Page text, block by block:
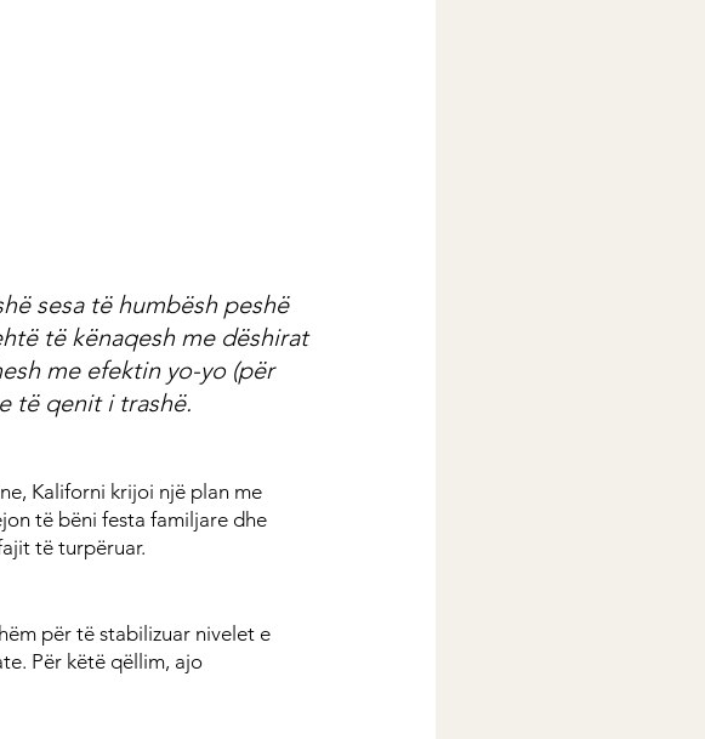
sesa të humbësh peshë
të kënaqesh me dëshirat
me efektin yo-yo (për
të qenit i trashë.
Kaliforni krijoi një plan me
të bëni festa familjare dhe
të turpëruar.
për të stabilizuar nivelet e
Për këtë qëllim, ajo